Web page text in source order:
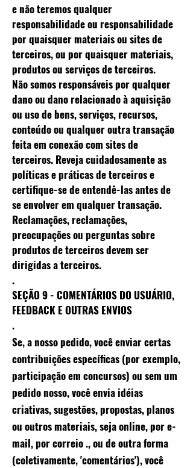
e não teremos qualquer
responsabilidade ou responsabilidade
por quaisquer materiais ou sites de
terceiros, ou por quaisquer materiais,
produtos ou serviços de terceiros.
Não somos responsáveis ​​por qualquer
dano ou dano relacionado à aquisição
ou uso de bens, serviços, recursos,
conteúdo ou qualquer outra transação
feita em conexão com sites de
terceiros. Reveja cuidadosamente as
políticas e práticas de terceiros e
certifique-se de entendê-las antes de
se envolver em qualquer transação.
Reclamações, reclamações,
preocupações ou perguntas sobre
produtos de terceiros devem ser
dirigidas a terceiros.
.
SEÇÃO 9 - COMENTÁRIOS DO USUÁRIO,
FEEDBACK E OUTRAS ENVIOS
.
Se, a nosso pedido, você enviar certas
contribuições específicas (por exemplo,
participação em concursos) ou sem um
pedido nosso, você envia idéias
criativas, sugestões, propostas, planos
ou outros materiais, seja online, por e-
mail, por correio ., ou de outra forma
(coletivamente, 'comentários'), você